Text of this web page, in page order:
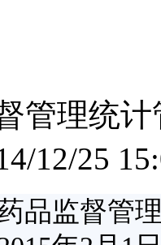
管理统
12/25
品监督管